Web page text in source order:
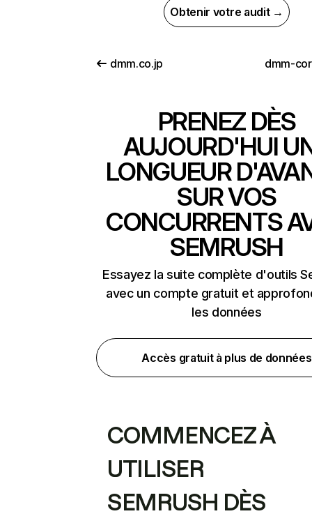
Obtenir votre audit →
dmm.co.jp dmm-
PRENEZ DÈS
AUJOURD'HUI
LONGUEUR
SUR VOS
CONCURRENTS
SEMRUSH
Essayez la suite complète d'outils
avec un compte gratuit et
les données
Accès gratuit à plus de données
COMMENCEZ À
UTILISER
SEMRUSH DÈS